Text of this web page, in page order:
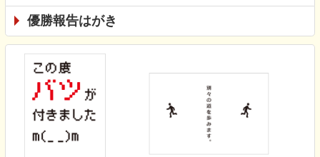
優勝報告はがき